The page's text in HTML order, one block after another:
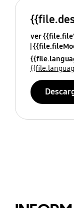
ver